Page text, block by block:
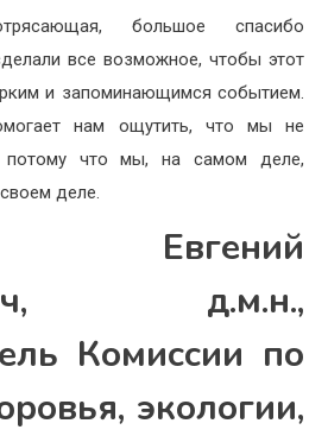
большое спасибо
все возможное, чтобы этот
и запоминающимся событием.
нам ощутить, что мы не
потому что мы, на самом деле,
деле.
Евгений
д.м.н.,
Комиссии по
экологии,